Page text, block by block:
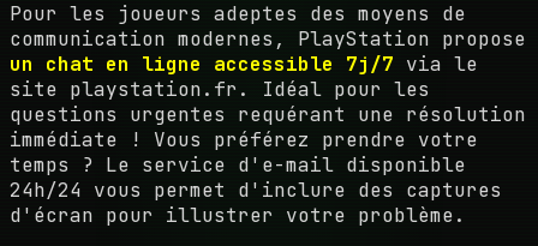
Pour les joueurs adeptes des moyens de
communication modernes, PlayStation propose
un chat en ligne accessible 7j/7 via le
site playstation.fr. Idéal pour les
questions urgentes requérant une résolution
immédiate ! Vous préférez prendre votre
temps ? Le service d'e-mail disponible
24h/24 vous permet d'inclure des captures
d'écran pour illustrer votre problème.